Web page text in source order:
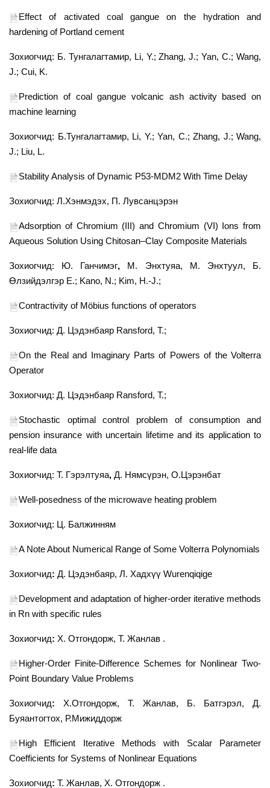
Effect of activated coal gangue on the hydration and
hardening of Portland cement
Зохиогчид: Б. Тунгалагтамир, Li, Y.; Zhang, J.; Yan, C.; Wang,
J.; Cui, K.
Prediction of coal gangue volcanic ash activity based on
machine learning
Зохиогчид: Б.Тунгалагтамир, Li, Y.; Yan, C.; Zhang, J.; Wang,
J.; Liu, L.
Stability Analysis of Dynamic P53-MDM2 With Time Delay
Зохиогчид: Л.Хэнмэдэх, П. Лувсанцэрэн
Adsorption of Chromium (III) and Chromium (VI) Ions from
Aqueous Solution Using Chitosan–Clay Composite Materials
Зохиогчид: Ю. Ганчимэг, М. Энхтуяа, М. Энхтуул, Б.
Өлзийдэлгэр E.; Kano, N.; Kim, H.-J.;
Contractivity of Möbius functions of operators
Зохиогчид: Д. Цэдэнбаяр Ransford, T.;
On the Real and Imaginary Parts of Powers of the Volterra
Operator
Зохиогчид: Д. Цэдэнбаяр Ransford, T.;
Stochastic optimal control problem of consumption and
pension insurance with uncertain lifetime and its application to
real-life data
Зохиогчид: Т. Гэрэлтуяа, Д. Нямсүрэн, О.Цэрэнбат
Well-posedness of the microwave heating problem
Зохиогчид: Ц. Балжинням
A Note About Numerical Range of Some Volterra Polynomials
Зохиогчид: Д. Цэдэнбаяр, Л. Хадхүү Wurenqiqige
Development and adaptation of higher-order iterative methods
in Rn with specific rules
Зохиогчид: Х. Отгондорж, Т. Жанлав .
Higher-Order Finite-Difference Schemes for Nonlinear Two-
Point Boundary Value Problems
Зохиогчид: Х.Отгондорж, Т. Жанлав, Б. Батгэрэл, Д.
Буяантогтох, Р.Мижиддорж
High Efficient Iterative Methods with Scalar Parameter
Coefficients for Systems of Nonlinear Equations
Зохиогчид: Т. Жанлав, Х. Отгондорж .